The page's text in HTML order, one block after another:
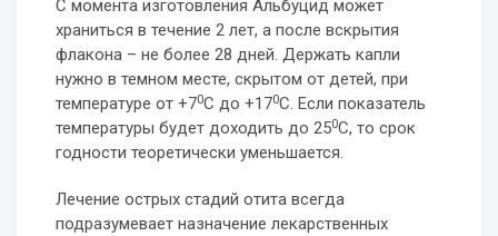
С момента изготовления Альбуцид может
храниться в течение 2 лет, а после вскрытия
флакона – не более 28 дней. Держать капли
нужно в темном месте, скрытом от детей, при
температуре от +70С до +170С. Если показатель
температуры будет доходить до 250С, то срок
годности теоретически уменьшается.
Лечение острых стадий отита всегда
подразумевает назначение лекарственных